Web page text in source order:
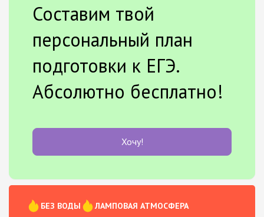
Составим твой
персональный план
подготовки к ЕГЭ.
Абсолютно бесплатно!
Хочу!
БЕЗ ВОДЫ
ЛАМПОВАЯ АТМОСФЕРА